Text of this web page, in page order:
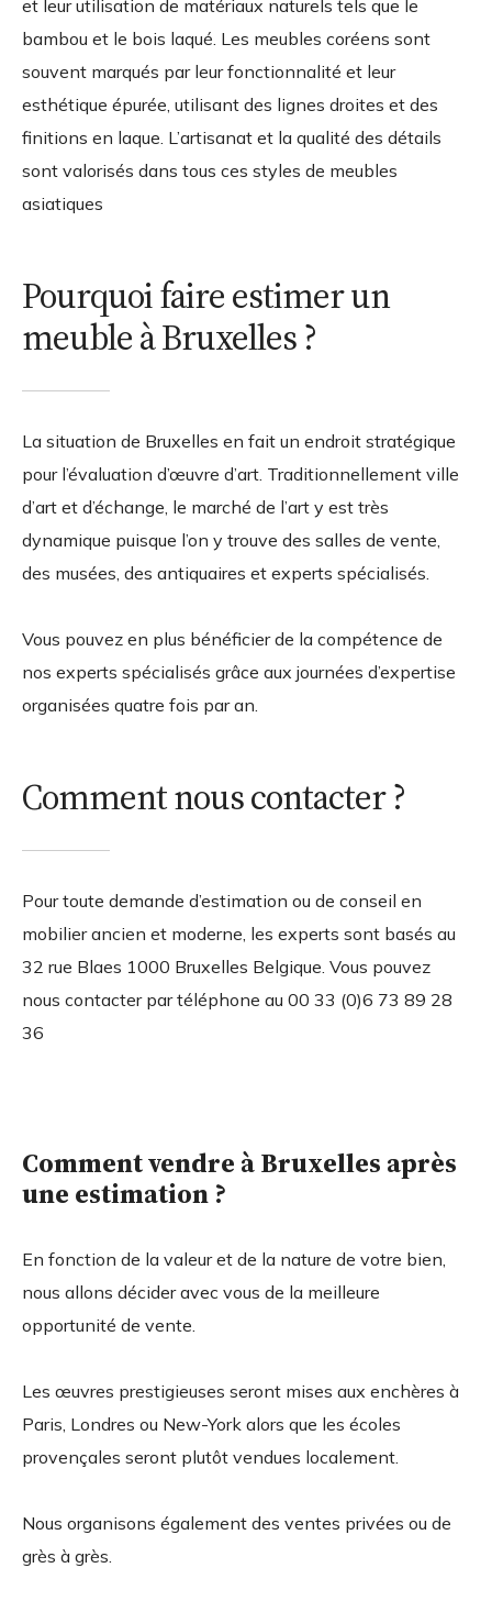
et leur utilisation de matériaux naturels tels que le
bambou et le bois laqué. Les meubles coréens sont
souvent marqués par leur fonctionnalité et leur
esthétique épurée, utilisant des lignes droites et des
finitions en laque. L’artisanat et la qualité des détails
sont valorisés dans tous ces styles de meubles
asiatiques
Pourquoi faire estimer un
meuble à Bruxelles ?
La situation de Bruxelles en fait un endroit stratégique
pour l’évaluation d’œuvre d’art. Traditionnellement ville
d’art et d’échange, le marché de l’art y est très
dynamique puisque l’on y trouve des salles de vente,
des musées, des antiquaires et experts spécialisés.
Vous pouvez en plus bénéficier de la compétence de
nos experts spécialisés grâce aux journées d’expertise
organisées quatre fois par an.
Comment nous contacter ?
Pour toute demande d’estimation ou de conseil en
mobilier ancien et moderne, les experts sont basés au
32 rue Blaes 1000 Bruxelles Belgique. Vous pouvez
nous contacter par téléphone au 00 33 (0)6 73 89 28
36
Comment vendre à Bruxelles après
une estimation ?
En fonction de la valeur et de la nature de votre bien,
nous allons décider avec vous de la meilleure
opportunité de vente.
Les œuvres prestigieuses seront mises aux enchères à
Paris, Londres ou New-York alors que les écoles
provençales seront plutôt vendues localement.
Nous organisons également des ventes privées ou de
grès à grès.